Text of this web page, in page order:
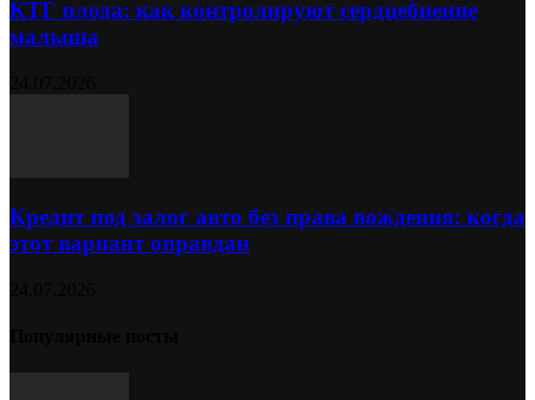
КТГ плода: как контролируют сердцебиение
малыша
Кредит под залог авто без права вождения: когда
этот вариант оправдан